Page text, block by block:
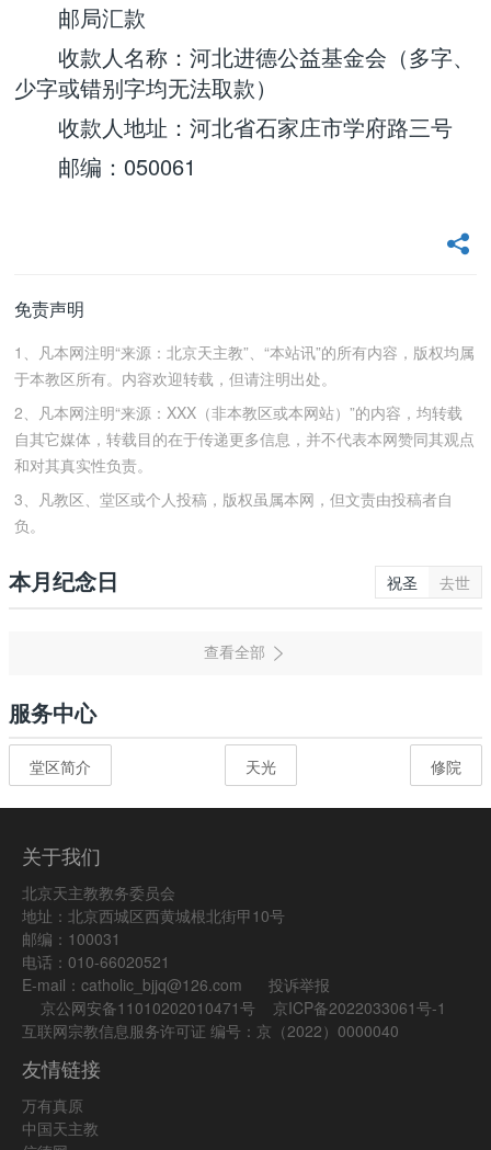
邮局汇款
收款人名称：河北进德公益基金会（多字、
少字或错别字均无法取款）
收款人地址：河北省石家庄市学府路三号
邮编：050061
免责声明
1、凡本网注明“来源：北京天主教”、“本站讯”的所有内容，版权均属
于本教区所有。内容欢迎转载，但请注明出处。
2、凡本网注明“来源：XXX（非本教区或本网站）”的内容，均转载
自其它媒体，转载目的在于传递更多信息，并不代表本网赞同其观点
和对其真实性负责。
3、凡教区、堂区或个人投稿，版权虽属本网，但文责由投稿者自
负。
本月纪念日 祝圣 去世
服务中心
堂区简介 天光 修院
关于我们
北京天主教教务委员会
地址：北京西城区西黄城根北街甲10号
邮编：100031
电话：010-66020521
E-mail：catholic_bjjq@126.com 投诉举报
京公网安备11010202010471号
京ICP备2022033061号-1
互联网宗教信息服务许可证 编号：京（2022）0000040
友情链接
万有真原
中国天主教